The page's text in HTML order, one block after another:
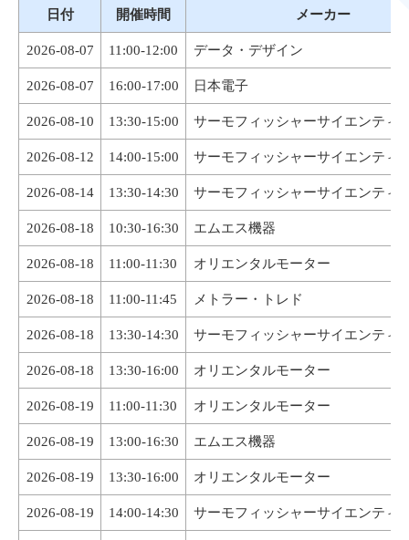
日付 開催時間 メーカー
2026-08-07 11:00-12:00 データ・デザイン
2026-08-07 16:00-17:00 日本電子
2026-08-10 13:30-15:00 サーモフィッシャーサイエンティ
2026-08-12 14:00-15:00 サーモフィッシャーサイエンティ
2026-08-14 13:30-14:30 サーモフィッシャーサイエンティ
2026-08-18 10:30-16:30 エムエス機器
2026-08-18 11:00-11:30 オリエンタルモーター
2026-08-18 11:00-11:45 メトラー・トレド
2026-08-18 13:30-14:30 サーモフィッシャーサイエンティ
2026-08-18 13:30-16:00 オリエンタルモーター
2026-08-19 11:00-11:30 オリエンタルモーター
2026-08-19 13:00-16:30 エムエス機器
2026-08-19 13:30-16:00 オリエンタルモーター
2026-08-19 14:00-14:30 サーモフィッシャーサイエンティ